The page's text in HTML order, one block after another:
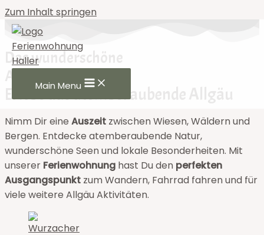
Zum Inhalt springen
Main Menu
Das wunderschöne
Allgäu erleben
Erlebe das atemberaubende Allgäu
Nimm Dir eine Auszeit zwischen Wiesen, Wäldern und
Bergen. Entdecke atemberaubende Natur,
wunderschöne Seen und lokale Besonderheiten. Mit
unserer Ferienwohnung hast Du den perfekten
Ausgangspunkt zum Wandern, Fahrrad fahren und für
viele weitere Allgäu Aktivitäten.